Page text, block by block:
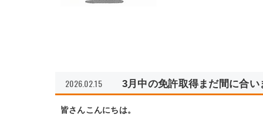
2026.02.15 3月中の免許取得まだ間に合い
皆さんこんにちは。